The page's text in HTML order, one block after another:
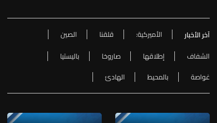
آخر الأخبار الأميركية: قلقنا
الصين
الشفاف
إطلاقها صاروخا
باليستيا
غواصة
بالمحيط الهادئ